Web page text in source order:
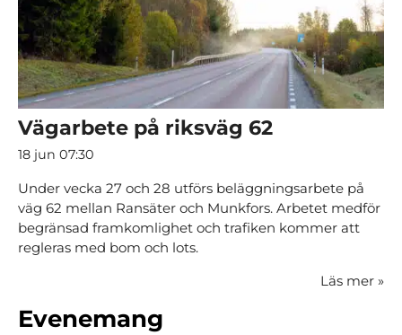
Vägarbete på riksväg 62
18 jun 07:30
Under vecka 27 och 28 utförs beläggningsarbete på
väg 62 mellan Ransäter och Munkfors. Arbetet medför
begränsad framkomlighet och trafiken kommer att
regleras med bom och lots.
Läs mer »
Evenemang